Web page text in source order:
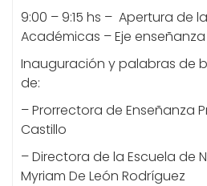
9:00 – 9:15 hs – Apertura de
Académicas – Eje enseñanza
Inauguración y palabras de
de:
– Prorrectora de Enseñanza
Castillo
– Directora de la Escuela de
Myriam De León Rodríguez